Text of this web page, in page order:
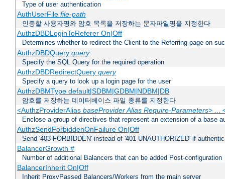
Type of user authentication
AuthUserFile file-path
인증할 사용자명와 암호 목록을 저장하는 문자파일명을 지정한다
AuthzDBDLoginToReferer On|Off
Determines whether to redirect the Client to the Referring page on
AuthzDBDQuery query
Specify the SQL Query for the required operation
AuthzDBDRedirectQuery query
Specify a query to look up a login page for the user
AuthzDBMType default|SDBM|GDBM|NDBM|DB
암호를 저장하는 데이터베이스 파일 종류를 지정한다
<AuthzProviderAlias baseProvider Alias Require-Parameters> ...
Enclose a group of directives that represent an extension of a base
AuthzSendForbiddenOnFailure On|Off
Send '403 FORBIDDEN' instead of '401 UNAUTHORIZED' if
BalancerGrowth #
Number of additional Balancers that can be added Post-configuration
BalancerInherit On|Off
Inherit ProxyPassed Balancers/Workers from the main server